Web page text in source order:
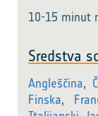
10-15 minut
Sredstva
Angleščina,
Finska,